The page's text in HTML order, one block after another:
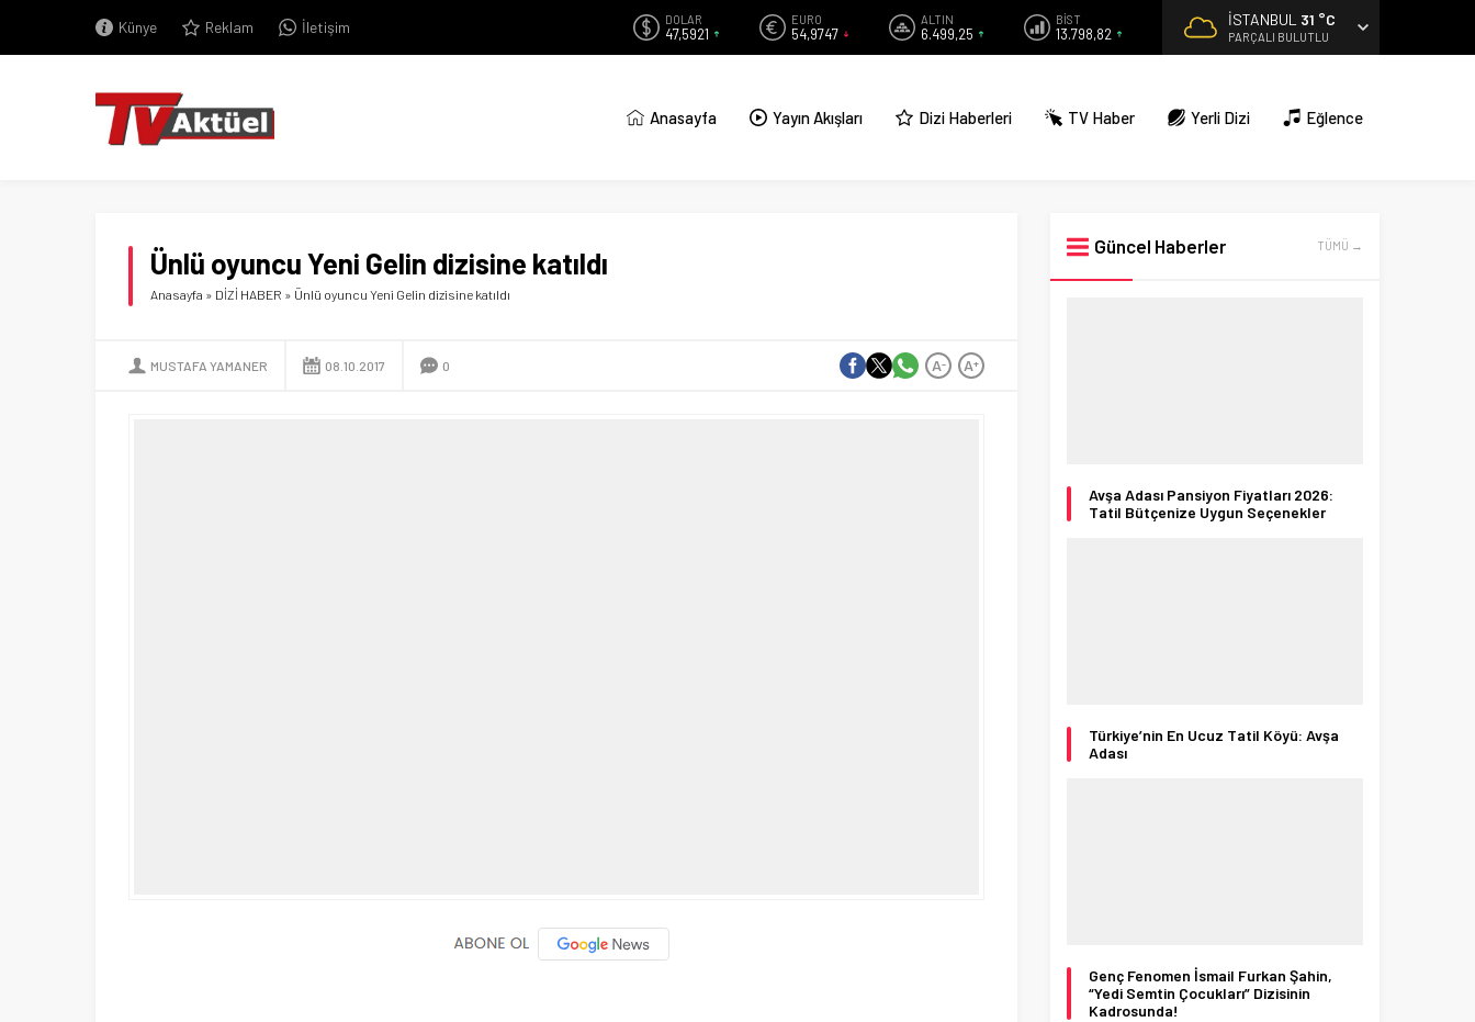
Künye Reklam İletişim DOLAR
47,5921
EURO
54,9747
ALTIN
6.499,25
BİST
13.798,82
İSTANBUL 31 °C
PARÇALI BULUTLU
Anasayfa Yayın Akışları Dizi Haberleri TV Haber Yerli Dizi Eğlence
Ünlü oyuncu Yeni Gelin dizisine katıldı
Anasayfa » DİZİ HABER » Ünlü oyuncu Yeni Gelin dizisine katıldı
MUSTAFA YAMANER 08.10.2017 0 A+
A-
Güncel Haberler TÜMÜ →
Avşa Adası Pansiyon Fiyatları 2026:
Tatil Bütçenize Uygun Seçenekler
Türkiye’nin En Ucuz Tatil Köyü: Avşa
Adası
Genç Fenomen İsmail Furkan Şahin,
“Yedi Semtin Çocukları” Dizisinin
Kadrosunda!